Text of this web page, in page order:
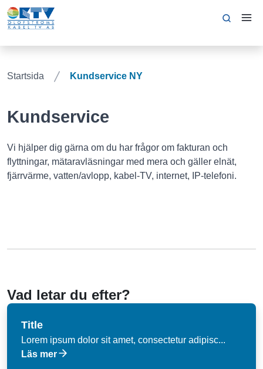
Startsida Kundservice NY
Kundservice
Vi hjälper dig gärna om du har frågor om fakturan och
flyttningar, mätaravläsningar med mera och gäller elnät,
fjärrvärme, vatten/avlopp, kabel-TV, internet, IP-telefoni.
Vad letar du efter?
Title
Lorem ipsum dolor sit amet, consectetur adipisc...
Läs mer